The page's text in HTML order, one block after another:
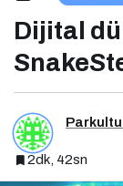
Dijital
2dk, 42sn